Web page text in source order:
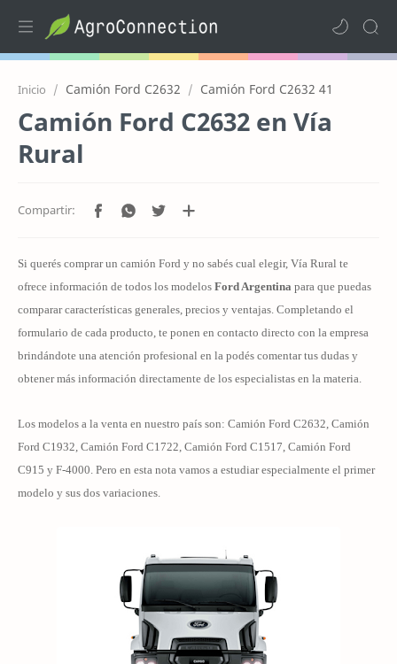
Inicio Camión Ford C2632 Camión Ford C2632 41
Camión Ford C2632 en Vía
Rural
Si querés comprar un camión Ford y no sabés cual elegir, Vía Rural te
ofrece información de todos los modelos Ford Argentina para que puedas
comparar características generales, precios y ventajas. Completando el
formulario de cada producto, te ponen en contacto directo con la empresa
brindándote una atención profesional en la podés comentar tus dudas y
obtener más información directamente de los especialistas en la materia.
Los modelos a la venta en nuestro país son: Camión Ford C2632, Camión
Ford C1932, Camión Ford C1722, Camión Ford C1517, Camión Ford
C915 y F-4000. Pero en esta nota vamos a estudiar especialmente el primer
modelo y sus dos variaciones.